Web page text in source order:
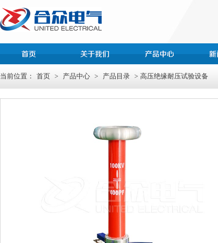
当前位置： 首页 > 产品中心 > 产品目录 > 高压绝缘耐压试验设备